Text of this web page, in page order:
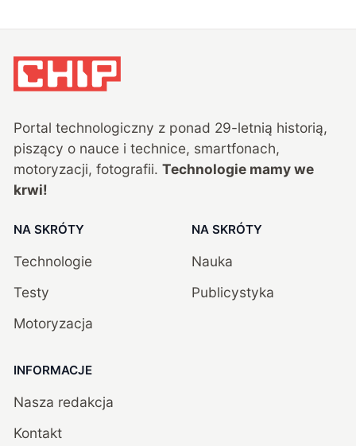
Portal technologiczny z ponad 29-letnią historią,
piszący o nauce i technice, smartfonach,
motoryzacji, fotografii. Technologie mamy we
krwi!
NA SKRÓTY
Technologie
Testy
Motoryzacja
NA SKRÓTY
Nauka
Publicystyka
INFORMACJE
Nasza redakcja
Kontakt